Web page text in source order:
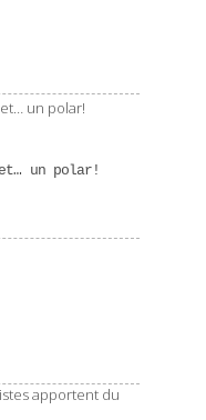
et… un polar!